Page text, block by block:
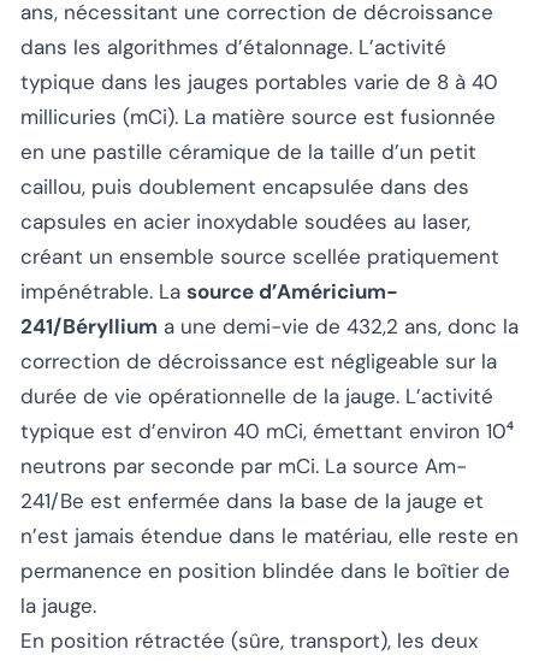
ans, nécessitant une correction de décroissance
dans les algorithmes d’étalonnage. L’activité
typique dans les jauges portables varie de 8 à 40
millicuries (mCi). La matière source est fusionnée
en une pastille céramique de la taille d’un petit
caillou, puis doublement encapsulée dans des
capsules en acier inoxydable soudées au laser,
créant un ensemble source scellée pratiquement
impénétrable. La source d’Américium-
241/Béryllium a une demi-vie de 432,2 ans, donc la
correction de décroissance est négligeable sur la
durée de vie opérationnelle de la jauge. L’activité
typique est d’environ 40 mCi, émettant environ 10⁴
neutrons par seconde par mCi. La source Am-
241/Be est enfermée dans la base de la jauge et
n’est jamais étendue dans le matériau, elle reste en
permanence en position blindée dans le boîtier de
la jauge.
En position rétractée (sûre, transport), les deux